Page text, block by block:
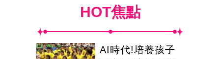
HOT焦點
AI時代!培養孩子